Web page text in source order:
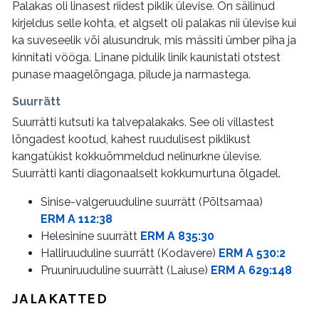
Palakas oli linasest riidest piklik ülevise. On säilinud
kirjeldus selle kohta, et algselt oli palakas nii ülevise kui
ka suveseelik või alusundruk, mis mässiti ümber piha ja
kinnitati vööga. Linane pidulik linik kaunistati otstest
punase maagelõngaga, pilude ja narmastega.
Suurrätt
Suurrätti kutsuti ka talvepalakaks. See oli villastest
lõngadest kootud, kahest ruudulisest piklikust
kangatükist kokkuõmmeldud nelinurkne ülevise.
Suurrätti kanti diagonaalselt kokkumurtuna õlgadel.
Sinise-valgeruuduline suurrätt (Põltsamaa)
ERM A 112:38
Helesinine suurrätt ERM A 835:30
Halliruuduline suurrätt (Kodavere) ERM A 530:2
Pruuniruuduline suurrätt (Laiuse) ERM A 629:148
JALAKATTED